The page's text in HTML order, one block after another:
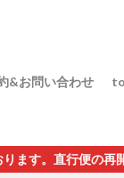
&お問い合わせ
再開は８月２日